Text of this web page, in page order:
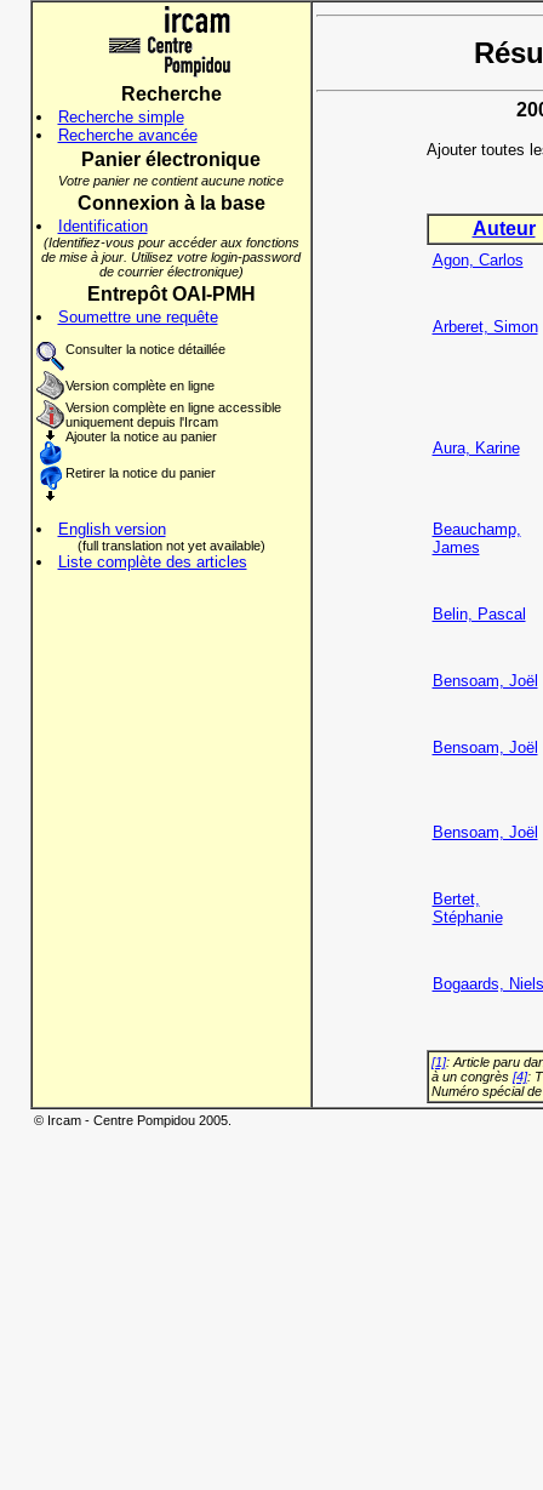
Recherche
Recherche simple
Recherche avancée
Panier électronique
Votre panier ne contient aucune notice
Connexion à la base
Identification
(Identifiez-vous pour accéder aux fonctions
de mise à jour. Utilisez votre login-password
de courrier électronique)
Entrepôt OAI-PMH
Soumettre une requête
Consulter la notice détaillée
Version complète en ligne
Version complète en ligne accessible
uniquement depuis l'Ircam
Ajouter la notice au panier
Retirer la notice du panier
English version
(full translation not yet available)
Liste complète des articles
Ajouter toutes
Auteur
Agon, Carlos
Arberet, Simon
Aura, Karine
Beauchamp,
James
Belin, Pascal
Bensoam, Joël
Bensoam, Joël
Bensoam, Joël
Bertet,
Stéphanie
Bogaards, Niels
[1]: Article paru
à un congrès [4]:
Numéro spécial
© Ircam - Centre Pompidou 2005.